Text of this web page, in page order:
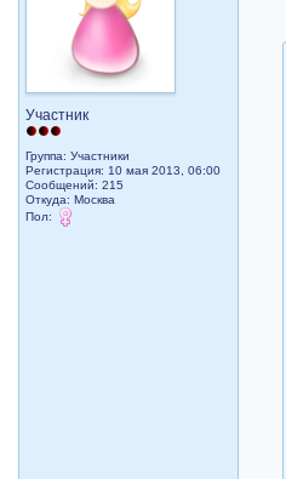
Участник
Группа: Участники
Регистрация: 10 мая 2013, 06:00
Сообщений: 215
Откуда: Москва
Пол: